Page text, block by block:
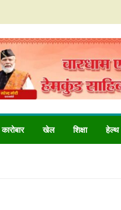
कारोबार खेल शिक्षा हेल्थ